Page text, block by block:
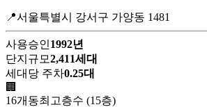
📍서울특별시 강서구 가양동 1481
사용승인1992년
단지규모2,411세대
세대당 주차0.25대
🏢
16개동최고층수 (15층)